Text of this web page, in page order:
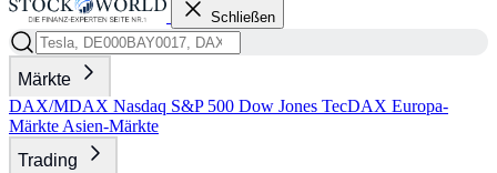
Schließen
Märkte
DAX/MDAX Nasdaq S&P 500 Dow Jones TecDAX Europa-
Märkte Asien-Märkte
Trading